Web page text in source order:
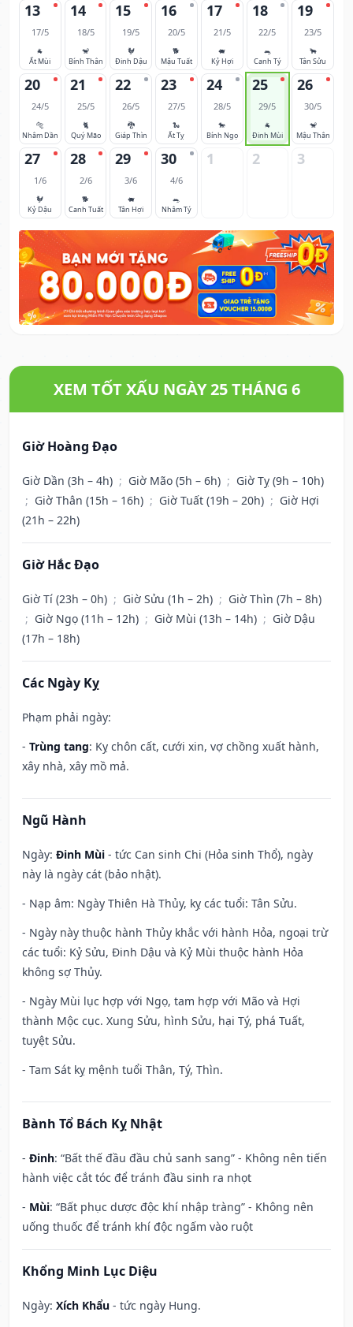
13
17/5
🐐
Ất Mùi
14
18/5
🐒
Bính Thân
15
19/5
🐓
Đinh Dậu
16
20/5
🐕
Mậu Tuất
17
21/5
🐖
Kỷ Hợi
18
22/5
🐀
Canh Tý
19
23/5
🐂
Tân Sửu
20
24/5
🐅
Nhâm Dần
21
25/5
🐈
Quý Mão
22
26/5
🐉
Giáp Thìn
23
27/5
🐍
Ất Tỵ
24
28/5
🐎
Bính Ngọ
25
29/5
🐐
Đinh Mùi
26
30/5
🐒
Mậu Thân
27
1/6
🐓
Kỷ Dậu
28
2/6
🐕
Canh Tuất
29
3/6
🐖
Tân Hợi
30
4/6
🐀
Nhâm Tý
1 2 3
XEM TỐT XẤU NGÀY 25 THÁNG 6
Giờ Hoàng Đạo
Giờ Dần (3h – 4h) ; Giờ Mão (5h – 6h) ; Giờ Tỵ (9h – 10h)
; Giờ Thân (15h – 16h) ; Giờ Tuất (19h – 20h) ; Giờ Hợi
(21h – 22h)
Giờ Hắc Đạo
Giờ Tí (23h – 0h) ; Giờ Sửu (1h – 2h) ; Giờ Thìn (7h – 8h)
; Giờ Ngọ (11h – 12h) ; Giờ Mùi (13h – 14h) ; Giờ Dậu
(17h – 18h)
Các Ngày Kỵ
Phạm phải ngày:
- Trùng tang: Kỵ chôn cất, cưới xin, vợ chồng xuất hành,
xây nhà, xây mồ mả.
Ngũ Hành
Ngày: Đinh Mùi - tức Can sinh Chi (Hỏa sinh Thổ), ngày
này là ngày cát (bảo nhật).
- Nạp âm: Ngày Thiên Hà Thủy, kỵ các tuổi: Tân Sửu.
- Ngày này thuộc hành Thủy khắc với hành Hỏa, ngoại trừ
các tuổi: Kỷ Sửu, Đinh Dậu và Kỷ Mùi thuộc hành Hỏa
không sợ Thủy.
- Ngày Mùi lục hợp với Ngọ, tam hợp với Mão và Hợi
thành Mộc cục. Xung Sửu, hình Sửu, hại Tý, phá Tuất,
tuyệt Sửu.
- Tam Sát kỵ mệnh tuổi Thân, Tý, Thìn.
Bành Tổ Bách Kỵ Nhật
- Đinh: “Bất thế đầu đầu chủ sanh sang” - Không nên tiến
hành việc cắt tóc để tránh đầu sinh ra nhọt
- Mùi: “Bất phục dược độc khí nhập tràng” - Không nên
uống thuốc để tránh khí độc ngấm vào ruột
Khổng Minh Lục Diệu
Ngày: Xích Khẩu - tức ngày Hung.